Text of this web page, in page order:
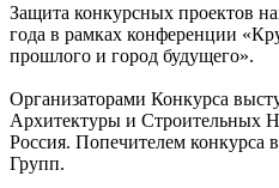
Защита конкурсных проектов
года в рамках конференции
прошлого и город будущего».
Организаторами Конкурса
Архитектуры и
Россия. Попечителем
Групп.